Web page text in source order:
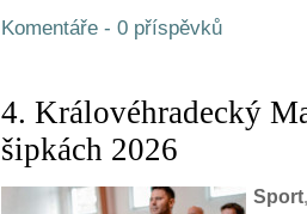
Komentáře - 0 příspěvků
4. Královéhradecký
šipkách 2026
Sport